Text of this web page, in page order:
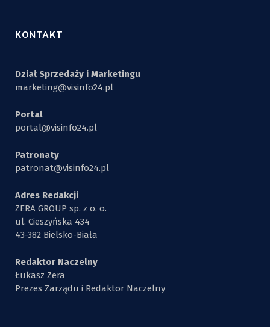
KONTAKT
Dział Sprzedaży i Marketingu
marketing@visinfo24.pl
Portal
portal@visinfo24.pl
Patronaty
patronat@visinfo24.pl
Adres Redakcji
ZERA GROUP sp. z o. o.
ul. Cieszyńska 434
43-382 Bielsko-Biała
Redaktor Naczelny
Łukasz Zera
Prezes Zarządu i Redaktor Naczelny